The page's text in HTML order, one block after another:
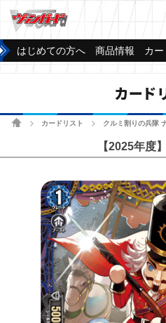
はじめての方へ 商品情報 カー
カード
ホームカードリスト クルミ割りの兵隊
【2025年度